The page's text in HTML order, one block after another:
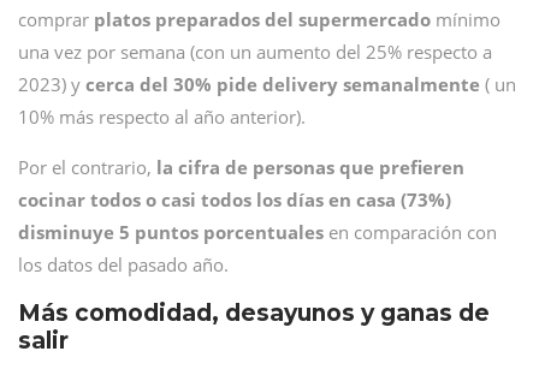
comprar platos preparados del supermercado mínimo
una vez por semana (con un aumento del 25% respecto a
2023) y cerca del 30% pide delivery semanalmente ( un
10% más respecto al año anterior).
Por el contrario, la cifra de personas que prefieren
cocinar todos o casi todos los días en casa (73%)
disminuye 5 puntos porcentuales en comparación con
los datos del pasado año.
Más comodidad, desayunos y ganas de
salir